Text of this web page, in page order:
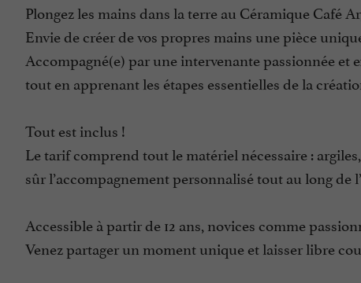
Plongez les mains dans la terre au Céramique Café
Envie de créer de vos propres mains une pièce
Accompagné(e) par une intervenante passionnée
tout en apprenant les étapes essentielles de la
Tout est inclus !
Le tarif comprend tout le matériel nécessaire :
sûr l’accompagnement personnalisé tout au long de
Accessible à partir de 12 ans, novices comme
Venez partager un moment unique et laisser libre